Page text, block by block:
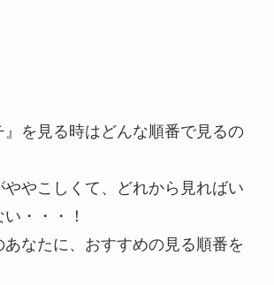
』を見る時はどんな順番で見るの
やこしくて、どれから見ればい
・・・！
なたに、おすすめの見る順番を